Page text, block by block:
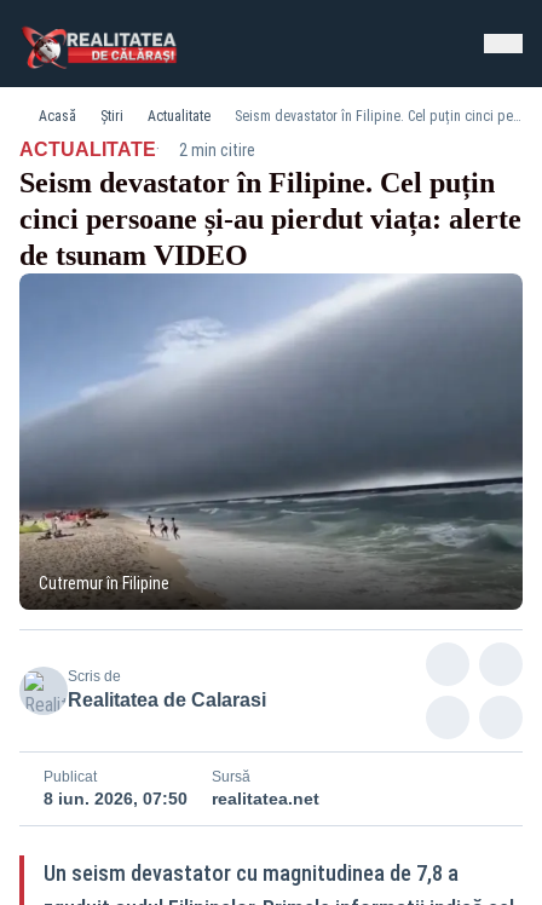
Acasă Știri Actualitate Seism devastator în Filipine. Cel puțin cinci persoane și-au pierdut viața: alerte de tsunam VIDEO
ACTUALITATE· 2 min citire
Seism devastator în Filipine. Cel puțin
cinci persoane și-au pierdut viața: alerte
de tsunam VIDEO
Cutremur în Filipine
Scris de
Realitatea de Calarasi
Publicat
8 iun. 2026, 07:50
Sursă
realitatea.net
Un seism devastator cu magnitudinea de 7,8 a